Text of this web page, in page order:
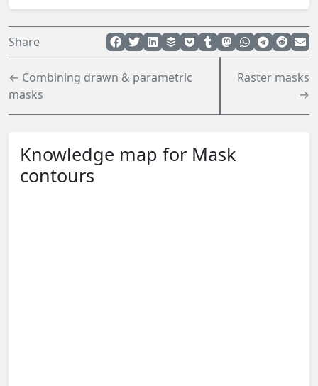
Share
← Combining drawn & parametric
masks
Raster masks
→
Knowledge map for Mask
contours